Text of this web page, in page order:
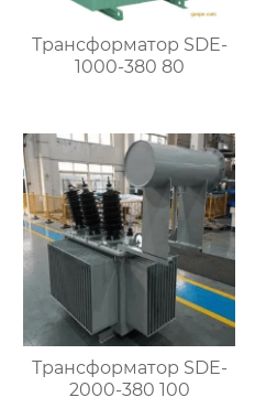
Трансформатор SDE-
1000-380 80
Трансформатор SDE-
2000-380 100